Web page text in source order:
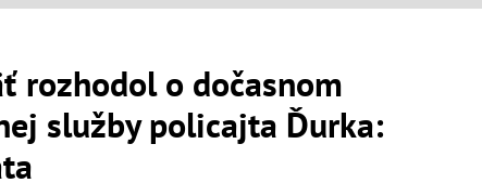
rozhodol o dočasnom
služby policajta Ďurka: